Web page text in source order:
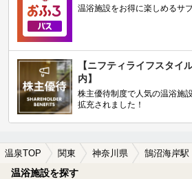
温浴施設をお得に楽しめるサ
【ニフティライフスタイ
内】
株主優待制度で人気の温浴施
拡充されました！
温泉TOP 関東 神奈川県 鵠沼海岸駅
温浴施設を探す